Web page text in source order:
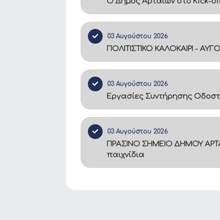
03 Αυγούστου 2026
ΠΟΛΙΤΙΣΤΙΚΟ ΚΑΛΟΚΑΙΡΙ -
03 Αυγούστου 2026
Εργασίες Συντήρησης
03 Αυγούστου 2026
ΠΡΑΣΙΝΟ ΣΗΜΕΙΟ ΔΗΜΟΥ
παιχνίδια